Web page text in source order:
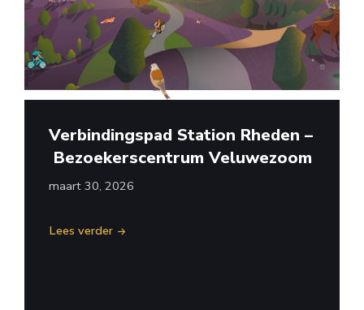
Verbindingspad Station Rheden –
Bezoekerscentrum Veluwezoom
maart 30, 2026
Lees verder